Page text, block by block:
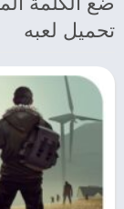
تحميل لعبه